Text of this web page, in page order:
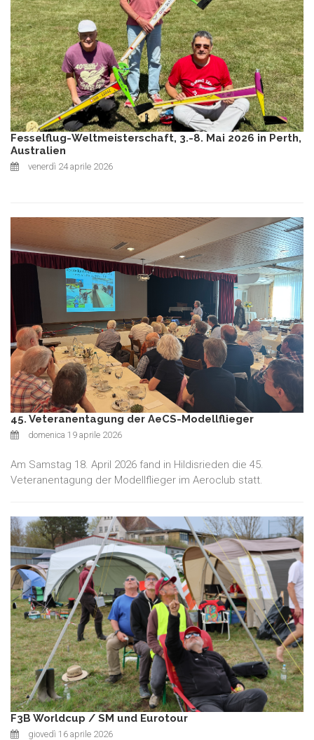
Fesselflug-Weltmeisterschaft, 3.-8. Mai 2026 in Perth,
Australien
venerdì 24 aprile 2026
45. Veteranentagung der AeCS-Modellflieger
domenica 19 aprile 2026
Am Samstag 18. April 2026 fand in Hildisrieden die 45.
Veteranentagung der Modellflieger im Aeroclub statt.
F3B Worldcup / SM und Eurotour
giovedì 16 aprile 2026